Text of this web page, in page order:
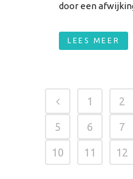
door een
LEES MEER
1 2
5 6 7
10 11 12